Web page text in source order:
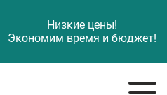
Низкие цены!
Экономим время и бюджет!